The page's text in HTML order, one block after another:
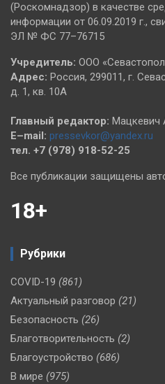
(Роскомнадзор) в качестве
информации от 06.09.2019 г.,
ЭЛ № ФС 77–76715
Учредитель: ООО
Адрес: Россия, 299011, г.
д. 1, кв. 10А
Главный редактор: Мацкевич
E–mail: pressevkor@yandex.ru
тел. +7 (978) 918-52-25
Все публикации защищены
18+
Рубрики
COVID-19 (861)
Актуальный разговор (21)
Безопасность (26)
Благотворительность (2)
Благоустройство (686)
В мире (975)